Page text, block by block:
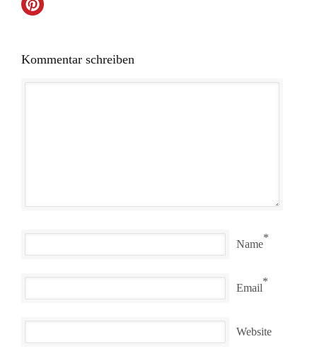
Kommentar schreiben
Name
*
Email
*
Website